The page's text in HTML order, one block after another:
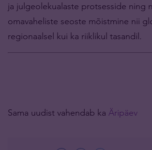
ja julgeolekualaste protsesside ning
omavaheliste seoste mõistmine nii
regionaalsel kui ka riiklikul tasandil.
Sama uudist vahendab ka Äripäev